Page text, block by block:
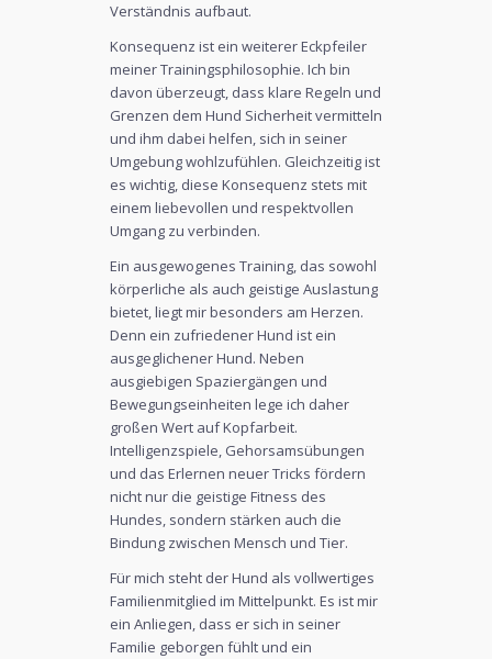
Verständnis aufbaut.
Konsequenz ist ein weiterer Eckpfeiler
meiner Trainingsphilosophie. Ich bin
davon überzeugt, dass klare Regeln und
Grenzen dem Hund Sicherheit vermitteln
und ihm dabei helfen, sich in seiner
Umgebung wohlzufühlen. Gleichzeitig ist
es wichtig, diese Konsequenz stets mit
einem liebevollen und respektvollen
Umgang zu verbinden.
Ein ausgewogenes Training, das sowohl
körperliche als auch geistige Auslastung
bietet, liegt mir besonders am Herzen.
Denn ein zufriedener Hund ist ein
ausgeglichener Hund. Neben
ausgiebigen Spaziergängen und
Bewegungseinheiten lege ich daher
großen Wert auf Kopfarbeit.
Intelligenzspiele, Gehorsamsübungen
und das Erlernen neuer Tricks fördern
nicht nur die geistige Fitness des
Hundes, sondern stärken auch die
Bindung zwischen Mensch und Tier.
Für mich steht der Hund als vollwertiges
Familienmitglied im Mittelpunkt. Es ist mir
ein Anliegen, dass er sich in seiner
Familie geborgen fühlt und ein